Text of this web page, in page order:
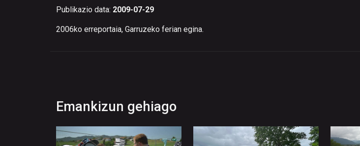
Publikazio data: 2009-07-29
2006ko erreportaia, Garruzeko ferian egina.
Emankizun gehiago